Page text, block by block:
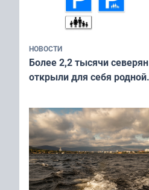
НОВОСТИ
Более 2,2 тысячи северян
открыли для себя родной
«Туризм для своих»